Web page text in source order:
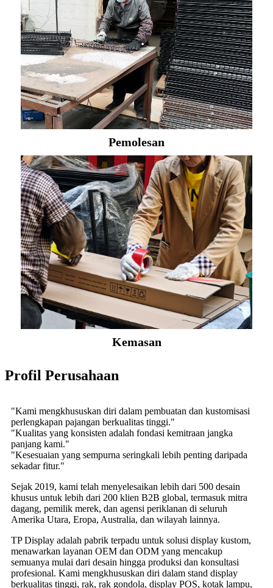
Pemolesan
Kemasan
Profil Perusahaan
"Kami mengkhususkan diri dalam pembuatan dan kustomisasi
perlengkapan pajangan berkualitas tinggi."
"Kualitas yang konsisten adalah fondasi kemitraan jangka
panjang kami."
"Kesesuaian yang sempurna seringkali lebih penting daripada
sekadar fitur."
Sejak 2019, kami telah menyelesaikan lebih dari 500 desain
khusus untuk lebih dari 200 klien B2B global, termasuk mitra
dagang, pemilik merek, dan agensi periklanan di seluruh
Amerika Utara, Eropa, Australia, dan wilayah lainnya.
TP Display adalah pabrik terpadu untuk solusi display kustom,
menawarkan layanan OEM dan ODM yang mencakup
semuanya mulai dari desain hingga produksi dan konsultasi
profesional. Kami mengkhususkan diri dalam stand display
berkualitas tinggi, rak, rak gondola, display POS, kotak lampu,